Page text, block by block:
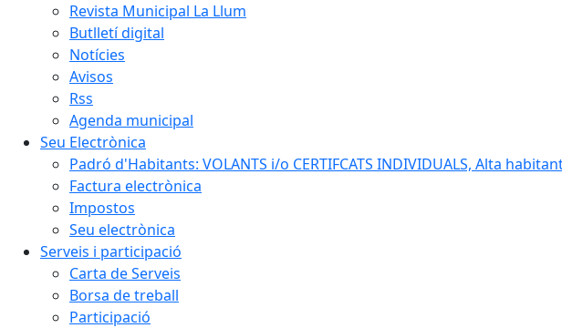
Revista Municipal La Llum
Butlletí digital
Notícies
Avisos
Rss
Agenda municipal
Seu Electrònica
Padró d'Habitants: VOLANTS i/o CERTIFCATS INDIVIDUALS, Alta
Factura electrònica
Impostos
Seu electrònica
Serveis i participació
Carta de Serveis
Borsa de treball
Participació